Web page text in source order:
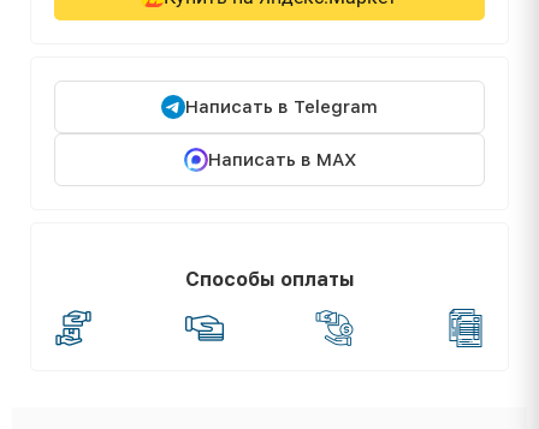
Написать в Telegram
Написать в MAX
Способы оплаты